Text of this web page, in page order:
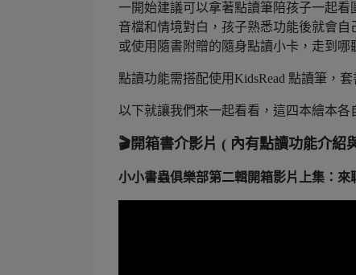
一開始建議可以拿著點讀筆陪孩子一起
音檔和情境對白，孩子熟悉功能後就會
或使用隨書附贈的隨身點讀小卡，走到
點讀功能需搭配使用KidsRead 點讀筆，
以下就讓我們來一起看看，這四本繪本各
🎬開箱書介影片 ( 內有點讀功能介紹
小小書蟲俱樂部第二輯開箱影片上集：來